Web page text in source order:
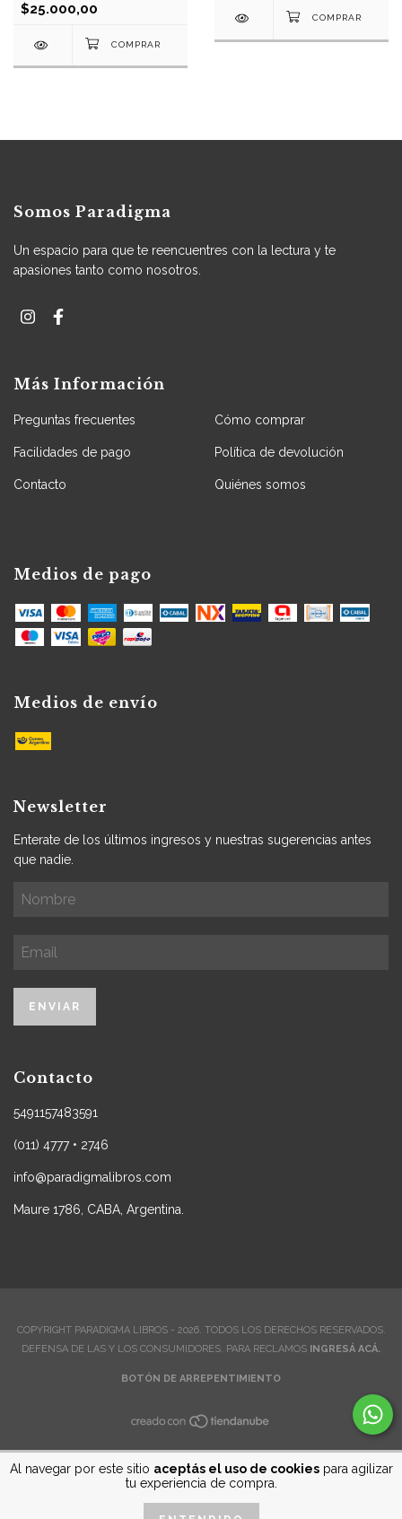
Al navegar por este sitio aceptás el uso de cookiespara agilizar
tu experiencia de compra.
$25.000,00
Somos Paradigma
Un espacio para que te reencuentres con la lectura y te
apasiones tanto como nosotros.
Más Información
Preguntas frecuentes Cómo comprar
Facilidades de pago Política de devolución
Contacto Quiénes somos
Medios de pago
Medios de envío
Newsletter
Enterate de los últimos ingresos y nuestras sugerencias antes
que nadie.
Contacto
5491157483591
(011) 4777 • 2746
info@paradigmalibros.com
Maure 1786, CABA, Argentina.
COPYRIGHT PARADIGMA LIBROS - 2026. TODOS LOS DERECHOS RESERVADOS.
DEFENSA DE LAS Y LOS CONSUMIDORES. PARA RECLAMOS
INGRESÁ ACÁ.
BOTÓN DE ARREPENTIMIENTO